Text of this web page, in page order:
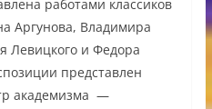
работами классиков
Аргунова, Владимира
Левицкого и Федора
представлен
академизма —